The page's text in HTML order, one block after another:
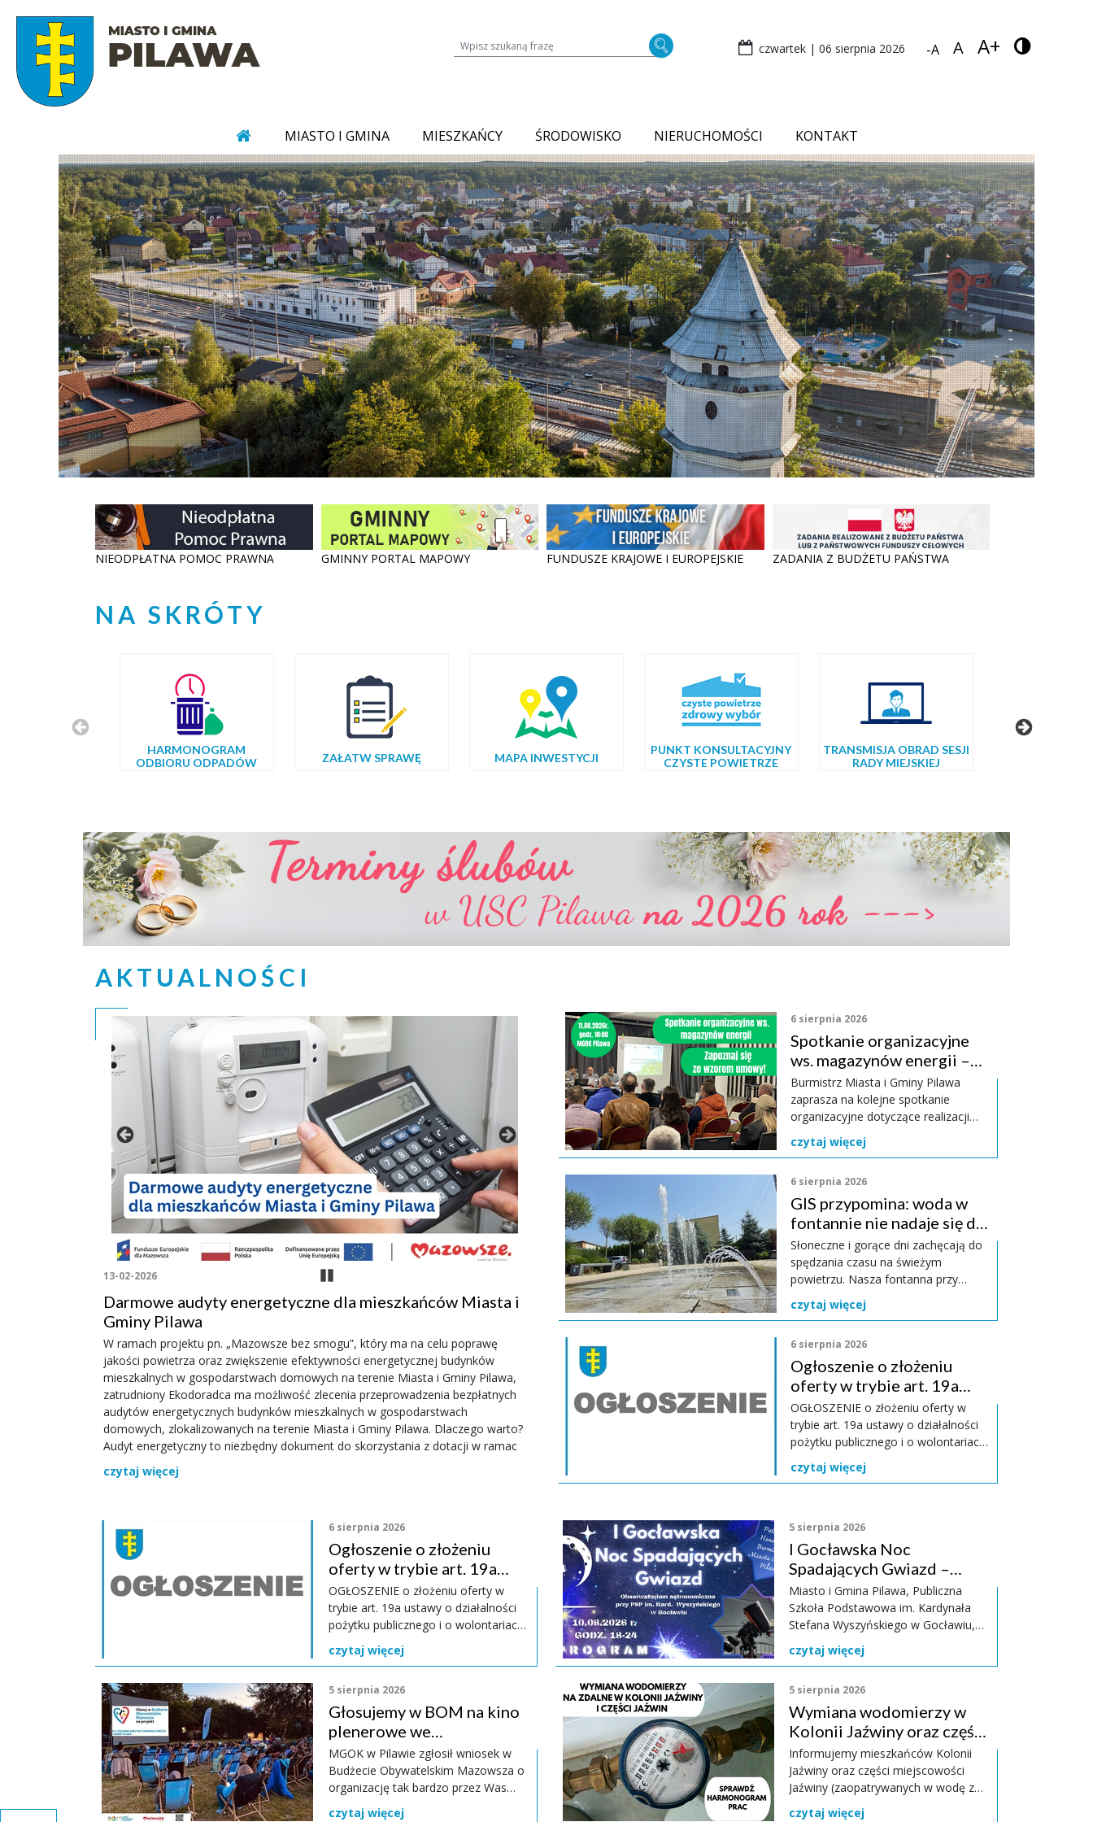
Wyszukiwarka treści na stronie czwartek | 06 sierpnia 2026 -A A A+
MIASTO I GMINA MIESZKAŃCY ŚRODOWISKO NIERUCHOMOŚCI KONTAKT
NIEODPŁATNA POMOC PRAWNA GMINNY PORTAL MAPOWY FUNDUSZE KRAJOWE I EUROPEJSKIE ZADANIA Z BUDŻETU PAŃSTWA
NA SKRÓTY
HARMONOGRAM
ODBIORU ODPADÓW
ZAŁATW SPRAWĘ MAPA INWESTYCJI
PUNKT KONSULTACYJNY
CZYSTE POWIETRZE
TRANSMISJA OBRAD SESJI
RADY MIEJSKIEJ
AKTUALNOŚCI
13-02-2026
Darmowe audyty energetyczne dla mieszkańców Miasta i
Gminy Pilawa
W ramach projektu pn. „Mazowsze bez smogu”, który ma na celu poprawę
jakości powietrza oraz zwiększenie efektywności energetycznej budynków
mieszkalnych w gospodarstwach domowych na terenie Miasta i Gminy Pilawa,
zatrudniony Ekodoradca ma możliwość zlecenia przeprowadzenia bezpłatnych
audytów energetycznych budynków mieszkalnych w gospodarstwach
domowych, zlokalizowanych na terenie Miasta i Gminy Pilawa. Dlaczego warto?
Audyt energetyczny to niezbędny dokument do skorzystania z dotacji w ramac
czytaj więcej
12-01-2026
E-Doręczenia zamiast ePUAP-u – zmiana zasad kontaktu z
urzędem
Od nowego roku weszły w życie zmiany w elektronicznej komunikacji urzędów z
obywatelami i przedsiębiorcami. Podstawowym kanałem korespondencji stały
się e-Doręczenia, które zastąpiły dotychczasowy system ePUAP. Ten będzie
wykorzystywany wyłącznie w sytuacjach określonych w przepisach
szczególnych.
W piątek 28
6 sierpnia 2026
Spotkanie organizacyjne
ws. magazynów energii –
Zapoznaj się ze wzorem
umowy
Burmistrz Miasta i Gminy Pilawa
zaprasza na kolejne spotkanie
organizacyjne dotyczące realizacji
projektu, w ramach którego
montowane będą magazyny energii
i budynkach mieszkalnych.
czytaj więcej
6 sierpnia 2026
GIS przypomina: woda w
fontannie nie nadaje się do
kąpieli ani do picia
Słoneczne i gorące dni zachęcają do
spędzania czasu na świeżym
powietrzu. Nasza fontanna przy
Urzędzie Miasta i Gminy w Pilawie
jest doskonałym miejscem do
wodna przynosi upragnioną ulgę w
upalne dni. GIS jednak przypomina:
taka woda nie nadaje się do kąpieli i
do picia.
czytaj więcej
6 sierpnia 2026
Ogłoszenie o złożeniu
oferty w trybie art. 19a
ustawy o działalności
pożytku publicznego i o...
OGŁOSZENIE o złożeniu oferty w
trybie art. 19a ustawy o działalności
pożytku publicznego i o wolontariacie
Burmistrz Miasta i Gminy Pilawa,
działając na podstawie art. 19a ust. 3
wolontariacie (Dz.U. z 2025 r. poz.
1338) uprzejmie informuje, że w dniu
05 sierpnia 2026 r. Oc
czytaj więcej
6 sierpnia 2026
Ogłoszenie o złożeniu
oferty w trybie art. 19a
ustawy o działalności
pożytku publicznego i o...
OGŁOSZENIE o złożeniu oferty w
trybie art. 19a ustawy o działalności
pożytku publicznego i o wolontariacie
Burmistrz Miasta i Gminy Pilawa,
działając na podstawie art. 19a ust. 3
działalności pożytku publicznego i o
wolontariacie (Dz.U. z 2025 r. poz.
1338) uprzejmie informuje, że w dniu
05 sierpnia 2026 r. Za
czytaj więcej
5 sierpnia 2026
I Gocławska Noc
Spadających Gwiazd –
Astronomiczne wrażenia
gwarantowane!
Miasto i Gmina Pilawa, Publiczna
Szkoła Podstawowa im. Kardynała
Stefana Wyszyńskiego w Gocławiu,
Miejsko-Gminny Ośrodek Kultury w
Pilawie oraz Gminna Komisja
Alkoholowych w Pilawie serdecznie
zapraszają mieszkańców i gości na
wyjątkowe wydarzenie
astronomiczne – I Gocławską Noc
Spadających Gwiazd.
czytaj więcej
5 sierpnia 2026
Głosujemy w BOM na kino
plenerowe we
WSZYSTKICH
miejscowościach gminy
MGOK w Pilawie zgłosił wniosek w
Budżecie Obywatelskim Mazowsza o
organizację tak bardzo przez Was
lubianego kina plenerowego w 2027 r.
czytaj więcej
5 sierpnia 2026
Wymiana wodomierzy w
Kolonii Jaźwiny oraz części
Jaźwin – harmonogram
prac
Informujemy mieszkańców Kolonii
Jaźwiny oraz części miejscowości
Jaźwiny (zaopatrywanych w wodę z
sieci Gminy Osieck), że od 10 sierpnia
czytaj więcej